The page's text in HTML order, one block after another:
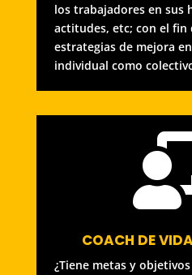
los trabajadores en sus
actitudes, etc; con el fin
estrategias de mejora
individual como
COACH DE
¿Tiene metas y